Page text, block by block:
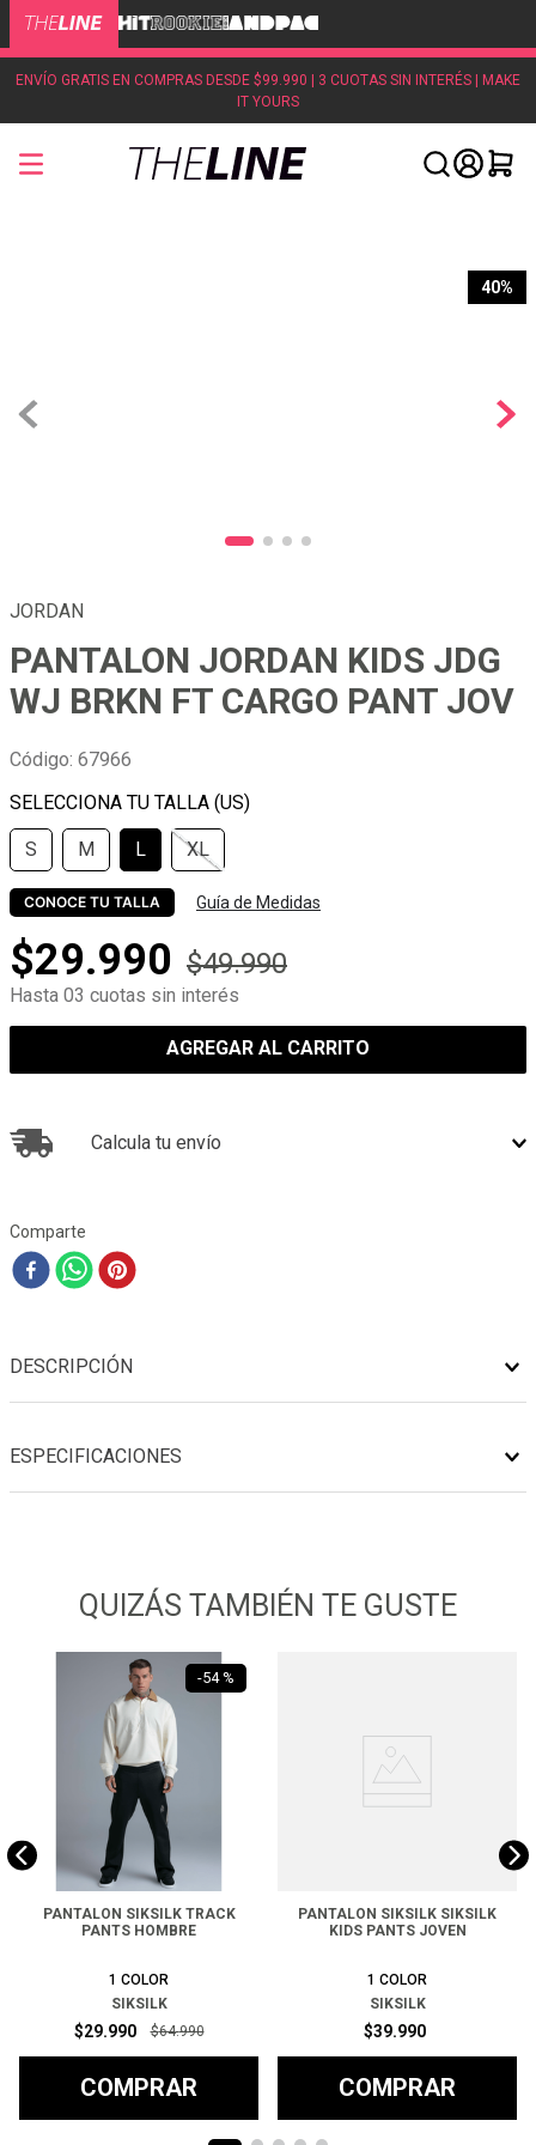
ENVÍO GRATIS EN COMPRAS DESDE $99.990 | 3 CUOTAS SIN INTERÉS | MAKE
IT YOURS
40%
JORDAN
PANTALON JORDAN KIDS JDG
WJ BRKN FT CARGO PANT JOV
Código: 67966
S M L XL
CONOCE TU TALLA Guía de Medidas
$29.990 $49.990
Hasta 03 cuotas sin interés
AGREGAR AL CARRITO
Calcula tu envío
Comparte
DESCRIPCIÓN
ESPECIFICACIONES
QUIZÁS TAMBIÉN TE GUSTE
-54 %
PANTALON SIKSILK TRACK
PANTS HOMBRE
1 COLOR
SIKSILK
$29.990 $64.990
COMPRAR
PANTALON SIKSILK SIKSILK
KIDS PANTS JOVEN
1 COLOR
SIKSILK
$39.990
COMPRAR